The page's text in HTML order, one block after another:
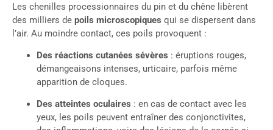
Les chenilles processionnaires du pin et du chêne libèrent
des milliers de poils microscopiques qui se dispersent dans
l’air. Au moindre contact, ces poils provoquent :
Des réactions cutanées sévères : éruptions rouges,
démangeaisons intenses, urticaire, parfois même
apparition de cloques.
Des atteintes oculaires : en cas de contact avec les
yeux, les poils peuvent entraîner des conjonctivites,